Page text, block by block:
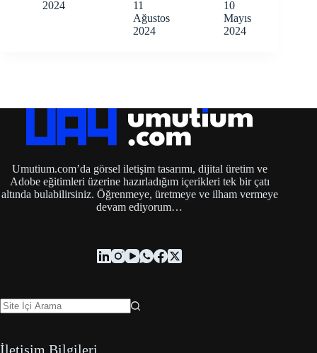
2024
11
Ağustos
2024
10
Mayıs
2024
Umutium.com’da görsel iletişim tasarımı, dijital üretim ve
Adobe eğitimleri üzerine hazırladığım içerikleri tek bir çatı
altında bulabilirsiniz. Öğrenmeye, üretmeye ve ilham vermeye
devam ediyorum…
İletişim Bilgileri